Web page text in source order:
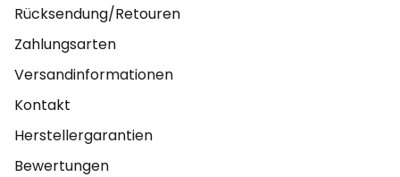
Rücksendung/Retouren
Zahlungsarten
Versandinformationen
Kontakt
Herstellergarantien
Bewertungen